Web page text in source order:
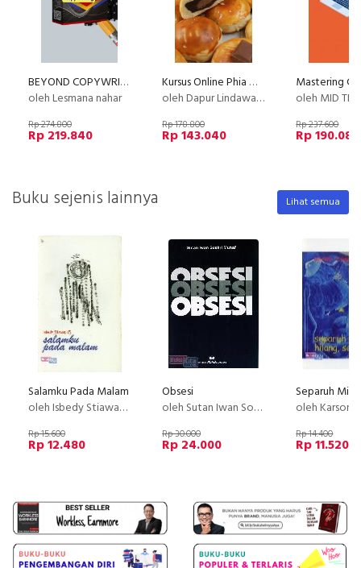
BEYOND COPYWRITING (E-Course)
oleh Lesmana nahar
Rp 274.800
Rp 219.840
Kursus Online Phia Ma Dapur Lindawaty PU
oleh Dapur Lindawaty
Rp 178.800
Rp 143.040
oleh MID
Rp 237.600
Rp 190.080
Buku sejenis lainnya Lihat semua
Salamku Pada Malam
oleh Isbedy Stiawan zs.
Rp 15.600
Rp 12.480
Obsesi
oleh Sutan Iwan Soekri Munaf
Rp 30.000
Rp 24.000
oleh Karsono H
Rp 14.400
Rp 11.520